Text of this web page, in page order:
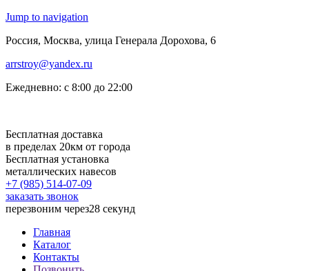
Jump to navigation
Россия, Москва, улица Генерала Дорохова, 6
arrstroy@yandex.ru
Ежедневно: с 8:00 до 22:00
Бесплатная доставка
в пределах 20км от города
Бесплатная установка
металлических навесов
+7 (985) 514-07-09
заказать звонок
перезвоним через28 секунд
Главная
Каталог
Контакты